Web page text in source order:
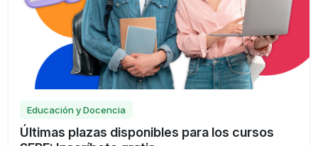
Educación y Docencia
Últimas plazas disponibles para los cursos